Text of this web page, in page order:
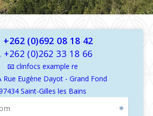
+262 (0)692 08 18 42
+262 (0)262 33 18 66
📧 clinfocs example re
Rue Eugène Dayot - Grand Fond
Saint-Gilles les Bains